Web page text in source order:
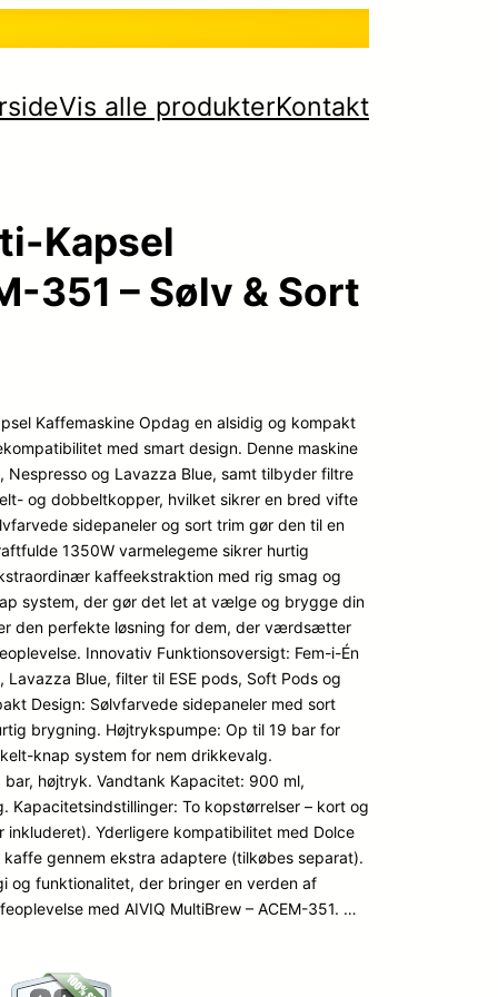
Vis alle produkterKontakt
Kapsel
351 – Sølv & Sort
Kaffemaskine Opdag en alsidig og kompakt
med smart design. Denne maskine
og Lavazza Blue, samt tilbyder filtre
og dobbeltkopper, hvilket sikrer en bred vifte
sidepaneler og sort trim gør den til en
1350W varmelegeme sikrer hurtig
kaffeekstraktion med rig smag og
system, der gør det let at vælge og brygge din
den perfekte løsning for dem, der værdsætter
Innovativ Funktionsoversigt: Fem-i-Én
Blue, filter til ESE pods, Soft Pods og
Design: Sølvfarvede sidepaneler med sort
brygning. Højtrykspumpe: Op til 19 bar for
knap system for nem drikkevalg.
højtryk. Vandtank Kapacitet: 900 ml,
To kopstørrelser – kort og
Yderligere kompatibilitet med Dolce
gennem ekstra adaptere (tilkøbes separat).
og funktionalitet, der bringer en verden af
med AIVIQ MultiBrew – ACEM-351. …